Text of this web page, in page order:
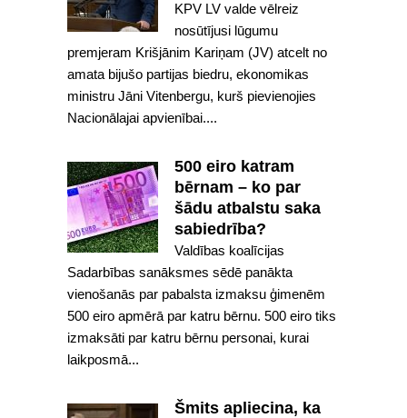
KPV LV valde vēlreiz
nosūtījusi lūgumu
premjeram Krišjānim Kariņam (JV) atcelt no
amata bijušo partijas biedru, ekonomikas
ministru Jāni Vitenbergu, kurš pievienojies
Nacionālajai apvienībai....
500 eiro katram
bērnam – ko par
šādu atbalstu saka
sabiedrība?
Valdības koalīcijas
Sadarbības sanāksmes sēdē panākta
vienošanās par pabalsta izmaksu ģimenēm
500 eiro apmērā par katru bērnu. 500 eiro tiks
izmaksāti par katru bērnu personai, kurai
laikposmā...
Šmits apliecina, ka